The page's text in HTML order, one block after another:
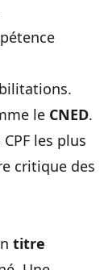
le CNED.
les plus
critique des
titre